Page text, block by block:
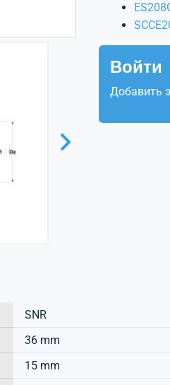
Войти
Добавить
SNR
36 mm
15 mm